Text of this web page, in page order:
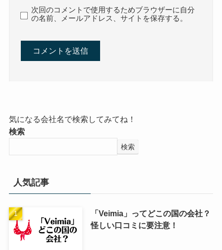
次回のコメントで使用するためブラウザーに自分
の名前、メールアドレス、サイトを保存する。
気になる会社名で検索してみてね！
検索
検索
人気記事
「Veimia」ってどこの国の会社？
怪しい口コミに要注意！